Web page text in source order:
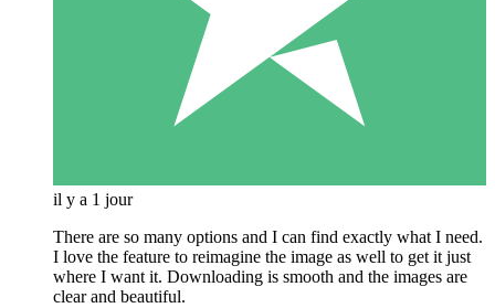
il y a 1 jour
There are so many options and I can find exactly what I need.
I love the feature to reimagine the image as well to get it just
where I want it. Downloading is smooth and the images are
clear and beautiful.